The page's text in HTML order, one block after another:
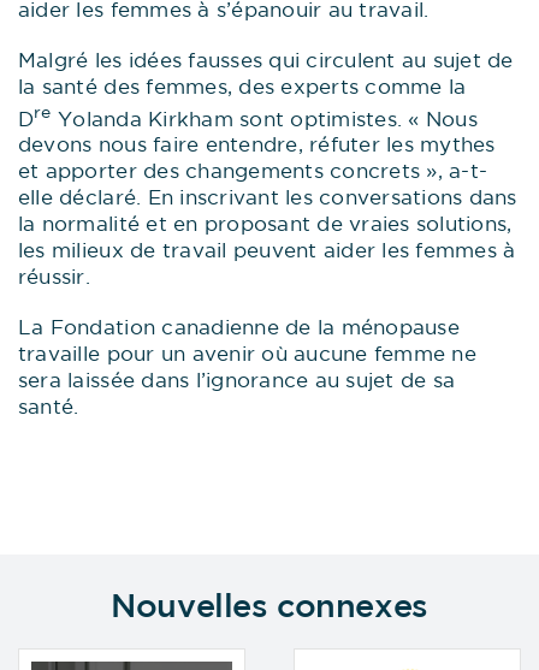
aider les femmes à s’épanouir au travail.
Malgré les idées fausses qui circulent au sujet de
la santé des femmes, des experts comme la
Dre Yolanda Kirkham sont optimistes. « Nous
devons nous faire entendre, réfuter les mythes
et apporter des changements concrets », a-t-
elle déclaré. En inscrivant les conversations dans
la normalité et en proposant de vraies solutions,
les milieux de travail peuvent aider les femmes à
réussir.
La Fondation canadienne de la ménopause
travaille pour un avenir où aucune femme ne
sera laissée dans l’ignorance au sujet de sa
santé.
Nouvelles connexes